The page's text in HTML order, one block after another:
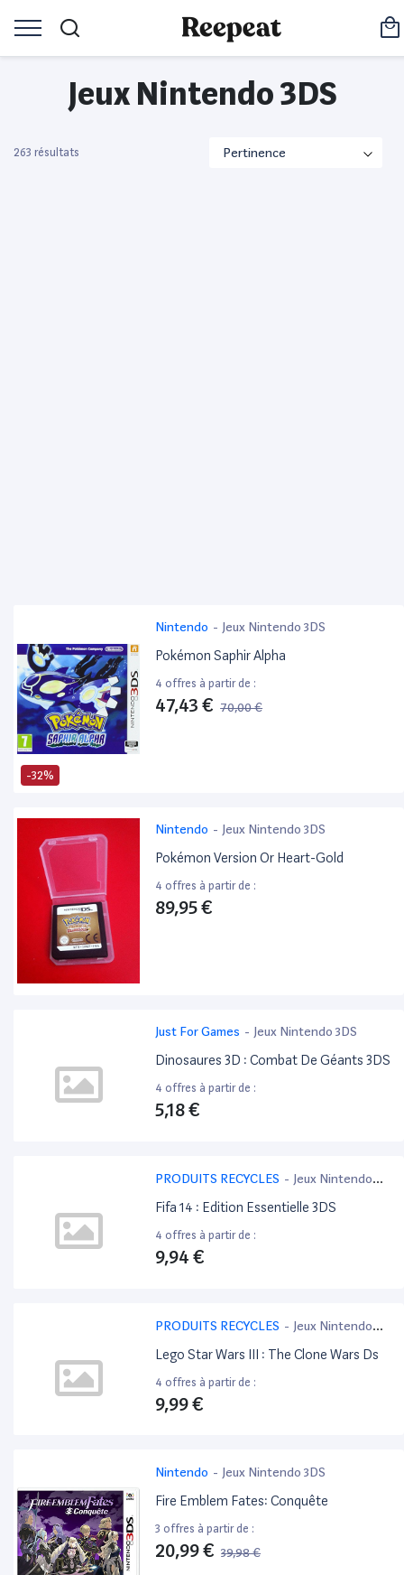
Jeux Nintendo 3DS
263 résultats
-32%
Nintendo - Jeux Nintendo 3DS
Pokémon Saphir Alpha
4 offres à partir de :
47,43 € 70,00 €
Nintendo - Jeux Nintendo 3DS
Pokémon Version Or Heart-Gold
4 offres à partir de :
89,95 €
Just For Games - Jeux Nintendo 3DS
Dinosaures 3D : Combat De Géants 3DS
4 offres à partir de :
5,18 €
PRODUITS RECYCLES - Jeux Nintendo
3DS
Fifa 14 : Edition Essentielle 3DS
4 offres à partir de :
9,94 €
PRODUITS RECYCLES - Jeux Nintendo
3DS
Lego Star Wars III : The Clone Wars Ds
4 offres à partir de :
9,99 €
Nintendo - Jeux Nintendo 3DS
Fire Emblem Fates: Conquête
3 offres à partir de :
20,99 € 39,98 €